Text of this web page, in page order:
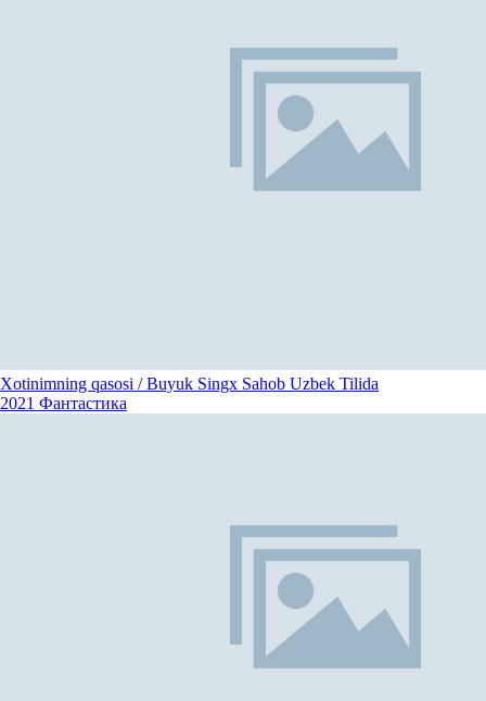
Xotinimning qasosi / Buyuk Singx Sahob Uzbek Tilida
2021 Фантастика